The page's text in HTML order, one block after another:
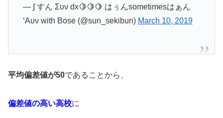
— ∫ すん Συν dx🍋🍋🍋 はぅんsometimesはぁん
‘Aυν with Bose (@sun_sekibun) March 10, 2019
平均偏差値が50であることから、
偏差値の高い高校に